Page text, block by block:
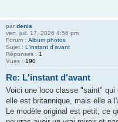
par denis
ven. juil. 17, 2026 4:56 pm
Forum : Album photos
Sujet : L'instant d'avant
Réponses : 1
Vues : 190
Re: L'instant d'avant
Voici une loco classe "saint"
elle est britannique, mais elle a
Le modèle original est petit, ce